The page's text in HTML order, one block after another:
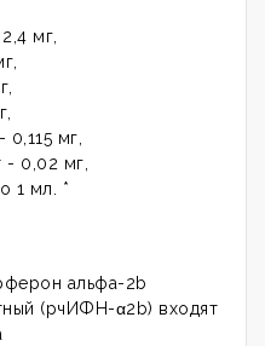
мг,
0,115 мг,
- 0,02 мг,
1 мл. *
альфа-2b
(рчИФН-α2b) входят